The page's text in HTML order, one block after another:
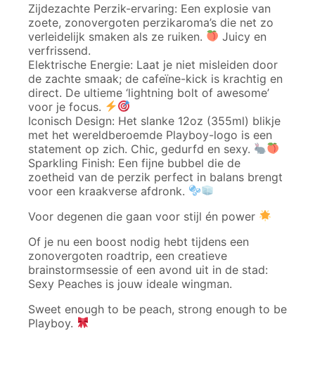
Zijdezachte Perzik-ervaring: Een explosie van
zoete, zonovergoten perzikaroma’s die net zo
verleidelijk smaken als ze ruiken.
Juicy en
verfrissend.
Elektrische Energie: Laat je niet misleiden door
de zachte smaak; de cafeïne-kick is krachtig en
direct. De ultieme ‘lightning bolt of awesome’
voor je focus.
Iconisch Design: Het slanke 12oz (355ml) blikje
met het wereldberoemde Playboy-logo is een
statement op zich. Chic, gedurfd en sexy.
Sparkling Finish: Een fijne bubbel die de
zoetheid van de perzik perfect in balans brengt
voor een kraakverse afdronk.
Voor degenen die gaan voor stijl én power
Of je nu een boost nodig hebt tijdens een
zonovergoten roadtrip, een creatieve
brainstormsessie of een avond uit in de stad:
Sexy Peaches is jouw ideale wingman.
Sweet enough to be peach, strong enough to be
Playboy.